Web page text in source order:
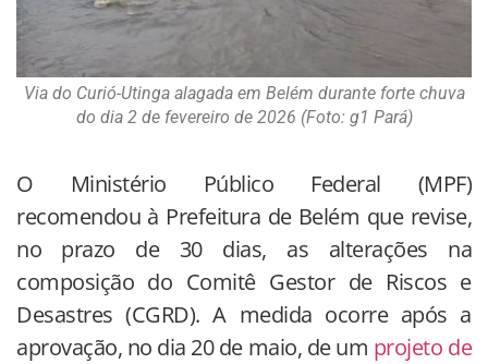
Via do Curió-Utinga alagada em Belém durante forte chuva
do dia 2 de fevereiro de 2026 (Foto: g1 Pará)
O Ministério Público Federal (MPF)
recomendou à Prefeitura de Belém que revise,
no prazo de 30 dias, as alterações na
composição do Comitê Gestor de Riscos e
Desastres (CGRD). A medida ocorre após a
aprovação, no dia 20 de maio, de um projeto de